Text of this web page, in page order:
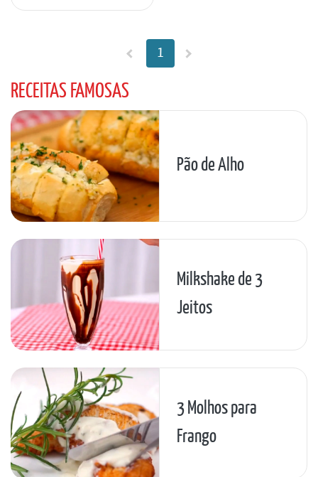
1
RECEITAS FAMOSAS
Pão de Alho
Milkshake de 3
Jeitos
3 Molhos para
Frango